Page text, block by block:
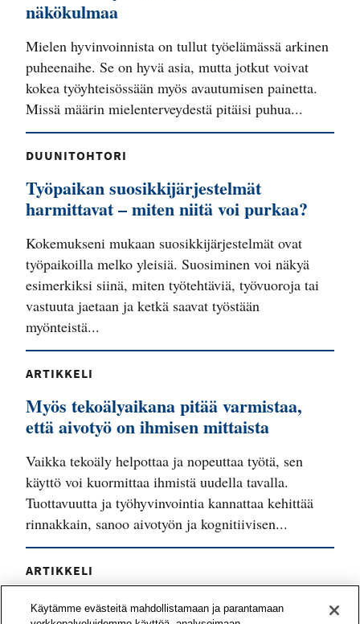
näkökulmaa
Mielen hyvinvoinnista on tullut työelämässä arkinen
puheenaihe. Se on hyvä asia, mutta jotkut voivat
kokea työyhteisössään myös avautumisen painetta.
Missä määrin mielenterveydestä pitäisi puhua...
DUUNITOHTORI
Työpaikan suosikkijärjestelmät
harmittavat – miten niitä voi purkaa?
Kokemukseni mukaan suosikkijärjestelmät ovat
työpaikoilla melko yleisiä. Suosiminen voi näkyä
esimerkiksi siinä, miten työtehtäviä, työvuoroja tai
vastuuta jaetaan ja ketkä saavat työstään
myönteistä...
ARTIKKELI
Myös tekoälyaikana pitää varmistaa,
että aivotyö on ihmisen mittaista
Vaikka tekoäly helpottaa ja nopeuttaa työtä, sen
käyttö voi kuormittaa ihmistä uudella tavalla.
Tuottavuutta ja työhyvinvointia kannattaa kehittää
rinnakkain, sanoo aivotyön ja kognitiivisen...
ARTIKKELI
Työyhteisö voi vahvistaa työnsä
Käytämme evästeitä mahdollistamaan ja parantamaan